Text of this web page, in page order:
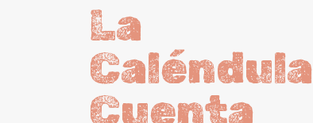
La
Caléndula
Cuenta